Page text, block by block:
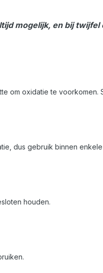
mogelijk, en bij
om oxidatie te voorkomen.
dus gebruik binnen
houden.